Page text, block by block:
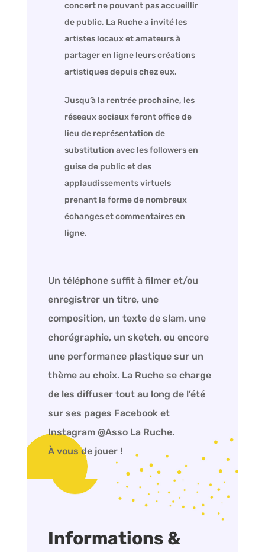
concert ne pouvant pas accueillir
de public, La Ruche a invité les
artistes locaux et amateurs à
partager en ligne leurs créations
artistiques depuis chez eux.
Jusqu’à la rentrée prochaine, les
réseaux sociaux feront office de
lieu de représentation de
substitution avec les followers en
guise de public et des
applaudissements virtuels
prenant la forme de nombreux
échanges et commentaires en
ligne.
Un téléphone suffit à filmer et/ou
enregistrer un titre, une
composition, un texte de slam, une
chorégraphie, un sketch, ou encore
une performance plastique sur un
thème au choix. La Ruche se charge
de les diffuser tout au long de l’été
sur ses pages Facebook et
Instagram @Asso La Ruche.
À vous de jouer !
Informations &